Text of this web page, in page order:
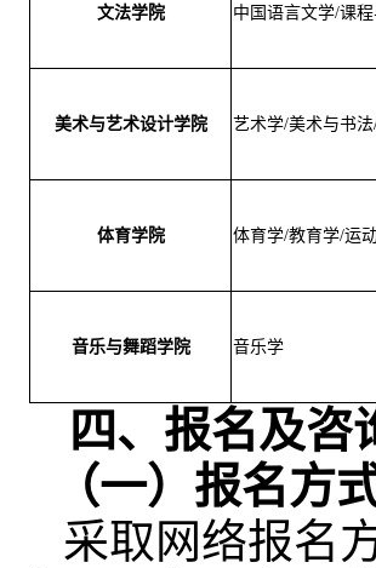
文法学院 中国语言文学/课
美术与艺术设计学院 艺术学/美术与书
体育学院 体育学/教育学/运
音乐与舞蹈学院 音乐学
四、 报名及咨
（一） 报名方
采取网络报名